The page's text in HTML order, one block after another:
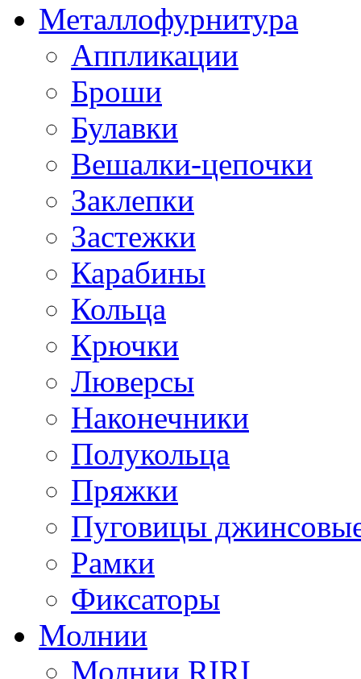
Металлофурнитура
Аппликации
Броши
Булавки
Вешалки-цепочки
Заклепки
Застежки
Карабины
Кольца
Крючки
Люверсы
Наконечники
Полукольца
Пряжки
Пуговицы
Рамки
Фиксаторы
Молнии
Молнии RIRI